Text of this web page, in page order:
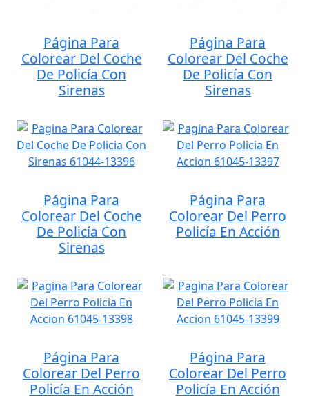
Página Para
Colorear Del Coche
De Policía Con
Sirenas
Página Para
Colorear Del Coche
De Policía Con
Sirenas
Página Para
Colorear Del Coche
De Policía Con
Sirenas
Página Para
Colorear Del Perro
Policía En Acción
Página Para
Colorear Del Perro
Policía En Acción
Página Para
Colorear Del Perro
Policía En Acción